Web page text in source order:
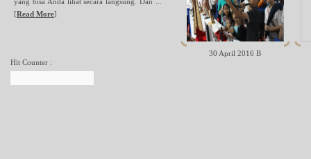
[Read More]
Hit Counter :
30 April 2016 B